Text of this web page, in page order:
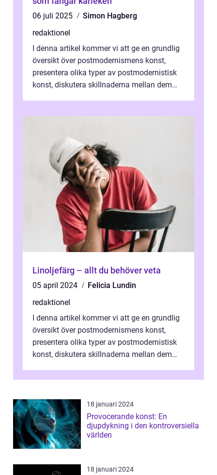
06 juli 2025
Simon Hagberg
redaktionel
I denna artikel kommer vi att ge en grundlig
översikt över postmodernismens konst,
presentera olika typer av postmodernistisk
konst, diskutera skillnaderna mellan dem
Linoljefärg – allt du behöver veta
05 april 2024
Felicia Lundin
redaktionel
I denna artikel kommer vi att ge en grundlig
översikt över postmodernismens konst,
presentera olika typer av postmodernistisk
konst, diskutera skillnaderna mellan dem
18 januari 2024
Provocerande konst: En
djupdykning i den kontroversiella
världen
18 januari 2024